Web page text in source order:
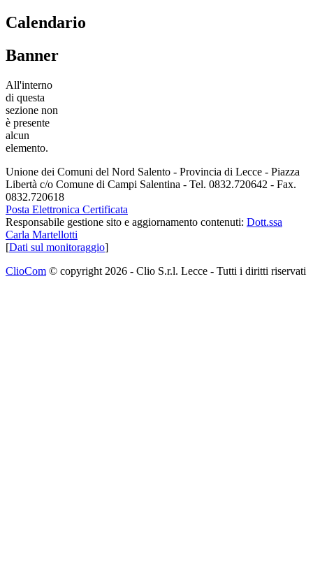
Calendario
Banner
All'interno
di questa
sezione non
è presente
alcun
elemento.
Unione dei Comuni del Nord Salento - Provincia di Lecce - Piazza
Libertà c/o Comune di Campi Salentina - Tel. 0832.720642 - Fax.
0832.720618
Posta Elettronica Certificata
Responsabile gestione sito e aggiornamento contenuti: Dott.ssa
Carla Martellotti
[Dati sul monitoraggio]
ClioCom © copyright 2026 - Clio S.r.l. Lecce - Tutti i diritti riservati